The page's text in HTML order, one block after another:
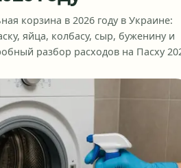
корзина в 2026 году в Украине:
яйца, колбасу, сыр, буженину и
разбор расходов на Пасху